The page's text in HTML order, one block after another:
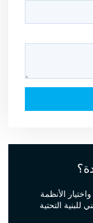
الأنظمة
للبنية التحتية